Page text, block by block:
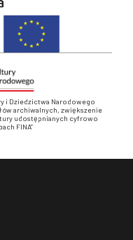
i Dziedzictwa Narodowego
archiwalnych, zwiększenie
udostępnianych cyfrowo
FINA”